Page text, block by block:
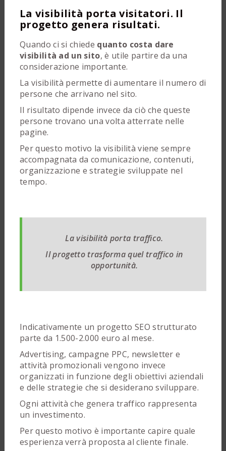
La visibilità porta visitatori. Il
progetto genera risultati.
Quando ci si chiede quanto costa dare
visibilità ad un sito, è utile partire da una
considerazione importante.
La visibilità permette di aumentare il numero di
persone che arrivano nel sito.
Il risultato dipende invece da ciò che queste
persone trovano una volta atterrate nelle
pagine.
Per questo motivo la visibilità viene sempre
accompagnata da comunicazione, contenuti,
organizzazione e strategie sviluppate nel
tempo.
La visibilità porta traffico.
Il progetto trasforma quel traffico in
opportunità.
Indicativamente un progetto SEO strutturato
parte da 1.500-2.000 euro al mese.
Advertising, campagne PPC, newsletter e
attività promozionali vengono invece
organizzati in funzione degli obiettivi aziendali
e delle strategie che si desiderano sviluppare.
Ogni attività che genera traffico rappresenta
un investimento.
Per questo motivo è importante capire quale
esperienza verrà proposta al cliente finale.